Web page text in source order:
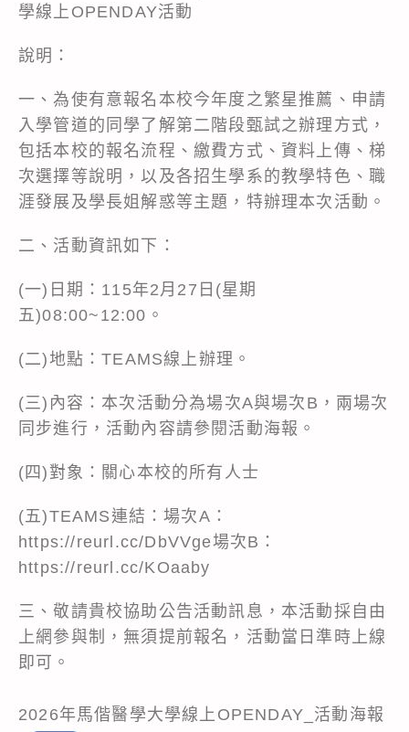
學線上OPENDAY活動
說明：
一、為使有意報名本校今年度之繁星推薦、申請
入學管道的同學了解第二階段甄試之辦理方式，
包括本校的報名流程、繳費方式、資料上傳、梯
次選擇等說明，以及各招生學系的教學特色、職
涯發展及學長姐解惑等主題，特辦理本次活動。
二、活動資訊如下：
(一)日期：115年2月27日(星期
五)08:00~12:00。
(二)地點：TEAMS線上辦理。
(三)內容：本次活動分為場次A與場次B，兩場次
同步進行，活動內容請參閱活動海報。
(四)對象：關心本校的所有人士
(五)TEAMS連結：場次A：
https://reurl.cc/DbVVge場次B：
https://reurl.cc/KOaaby
三、敬請貴校協助公告活動訊息，本活動採自由
上網參與制，無須提前報名，活動當日準時上線
即可。
2026年馬偕醫學大學線上OPENDAY_活動海報